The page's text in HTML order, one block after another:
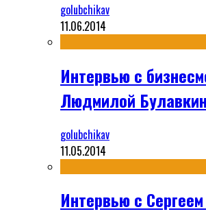
golubchikav
11.06.2014
Интервью с
Людмилой
golubchikav
11.05.2014
Интервью с